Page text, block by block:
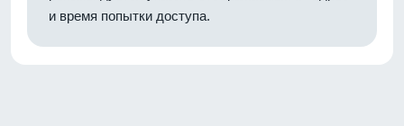
и время попытки доступа.